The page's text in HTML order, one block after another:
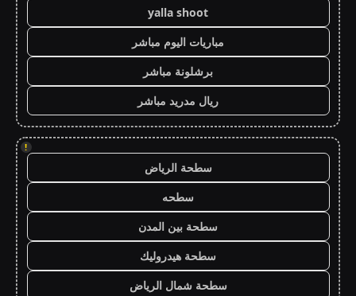
yalla shoot
مباريات اليوم مباشر
برشلونة مباشر
ريال مدريد مباشر
!
سطحة الرياض
سطحه
سطحة بين المدن
سطحة هيدروليك
سطحة شمال الرياض